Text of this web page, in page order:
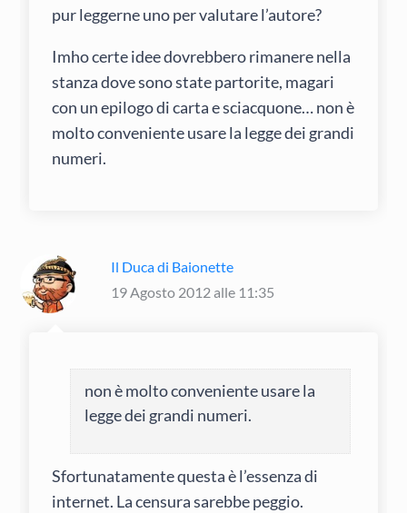
pur leggerne uno per valutare l’autore?
Imho certe idee dovrebbero rimanere nella
stanza dove sono state partorite, magari
con un epilogo di carta e sciacquone… non è
molto conveniente usare la legge dei grandi
numeri.
Il Duca di Baionette
19 Agosto 2012 alle 11:35
non è molto conveniente usare la
legge dei grandi numeri.
Sfortunatamente questa è l’essenza di
internet. La censura sarebbe peggio.